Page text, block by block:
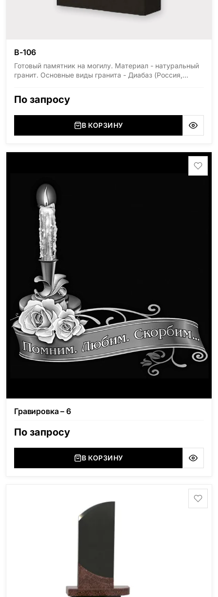
В-106
Готовый памятник на могилу. Материал - натуральный
гранит. Основные виды гранита - Диабаз (Россия,
(Украина, Житомерская область), Лабродарит
(Украина, Житомерская область), Сюксюансаари
(Россия, Карелия), Амфиболит (Россия, Мурманская
минимальные стандартные размеры: Стела: 80x40x5
По запросу
В КОРЗИНУ
Гравировка – 6
По запросу
В КОРЗИНУ